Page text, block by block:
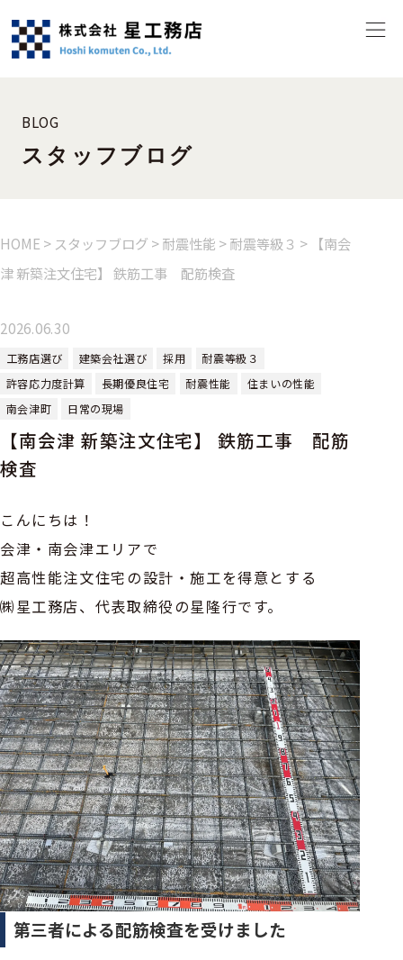
BLOG
スタッフブログ
HOME > スタッフブログ >耐震性能 >耐震等級３ > 【南会
津 新築注文住宅】 鉄筋工事 配筋検査
2026.06.30
工務店選び 建築会社選び 採用
耐震等級３
許容応力度計算
長期優良住宅 耐震性能
住まいの性能
南会津町
日常の現場
【南会津 新築注文住宅】 鉄筋工事 配筋
検査
こんにちは！
会津・南会津エリアで
超高性能注文住宅の設計・施工を得意とする
㈱星工務店、代表取締役の星隆行です。
第三者による配筋検査を受けました